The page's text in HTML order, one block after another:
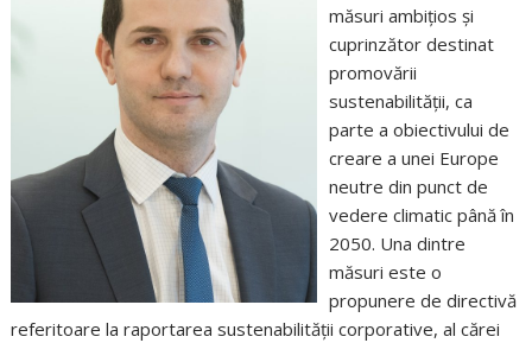
măsuri ambițios și
cuprinzător destinat
promovării
sustenabilității, ca
parte a obiectivului de
creare a unei Europe
neutre din punct de
vedere climatic până în
2050. Una dintre
măsuri este o
propunere de directivă
referitoare la raportarea sustenabilității corporative, al cărei